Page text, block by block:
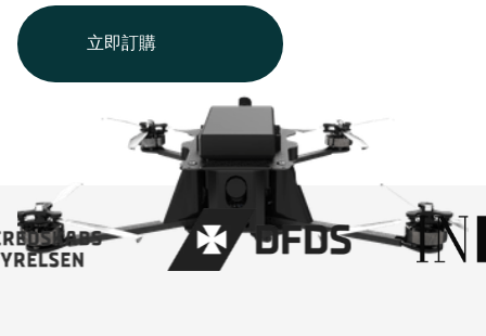
立即訂購